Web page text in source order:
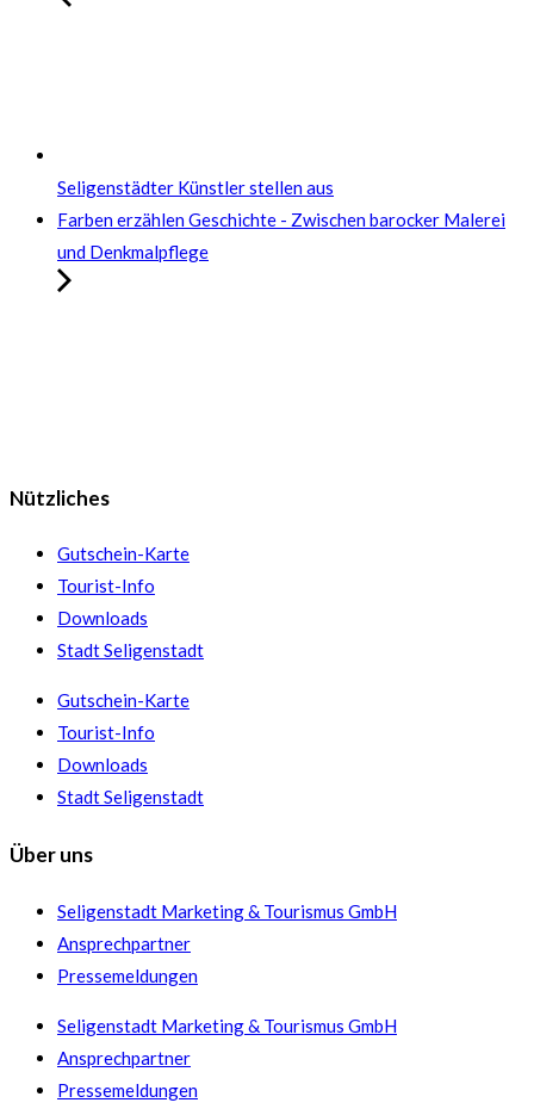
Seligenstädter Künstler stellen aus
Farben erzählen Geschichte - Zwischen barocker Malerei
und Denkmalpflege
Nützliches
Gutschein-Karte
Tourist-Info
Downloads
Stadt Seligenstadt
Gutschein-Karte
Tourist-Info
Downloads
Stadt Seligenstadt
Über uns
Seligenstadt Marketing & Tourismus GmbH
Ansprechpartner
Pressemeldungen
Seligenstadt Marketing & Tourismus GmbH
Ansprechpartner
Pressemeldungen